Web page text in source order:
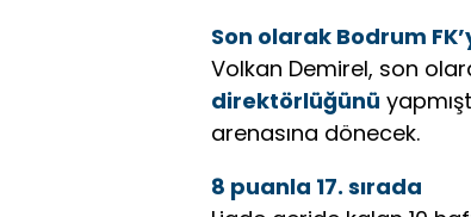
Son olarak Bodrum
Volkan Demirel, son
direktörlüğünü
arenasına dönecek.
8 puanla 17. sırada